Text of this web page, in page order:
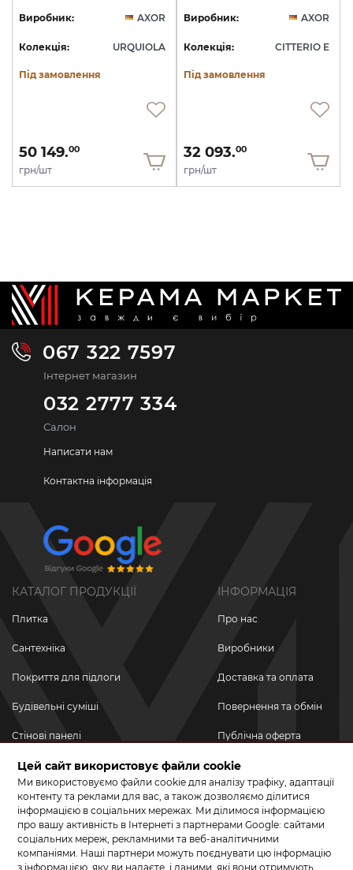
Виробник: AXOR
Колекція: URQUIOLA
Під замовлення
50 149.00
грн/шт
Виробник: AXOR
Колекція: CITTERIO E
Під замовлення
32 093.00
грн/шт
067 322 7597
Інтернет магазин
032 2777 334
Салон
Написати нам
Контактна інформація
КАТАЛОГ ПРОДУКЦІЇ
Плитка
Сантехніка
Покриття для підлоги
Будівельні суміші
Стінові панелі
Новинки
Акційні товари
Акції/Знижки
ІНФОРМАЦІЯ
Про нас
Виробники
Доставка та оплата
Повернення та обмін
Публічна оферта
Політика
конфіденційності
ПРИЄДНУЙТЕСЬ ДО НАС У СОЦМЕРЕЖАХ
Цей сайт використовує файли cookie
Ми використовуємо файли cookie для аналізу трафіку, адаптації
контенту та реклами для вас, а також дозволяємо ділитися
інформацією в соціальних мережах. Ми ділимося інформацією
про вашу активність в Інтернеті з партнерами Google: сайтами
соціальних мереж, рекламними та веб-аналітичними
компаніями. Наші партнери можуть поєднувати цю інформацію
з інформацією, яку ви надаєте, і даними, які вони отримують,